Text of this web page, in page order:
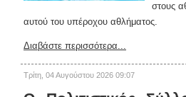
στους
αυτού του υπέροχου αθλήματος.
Διαβάστε περισσότερα...
Τρίτη, 04 Αυγούστου 2026 09:07